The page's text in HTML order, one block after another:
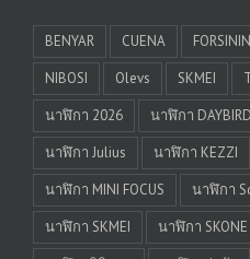
BENYAR CUENA
NIBOSI
Olevs SKMEI
นาฬิกา 2026
นาฬิกา DAYBIRD
นาฬิกา Julius
นาฬิกา KEZZI
นาฬิกา MINI FOCUS
นาฬิกา
นาฬิกา SKMEI
นาฬิกา SKONE